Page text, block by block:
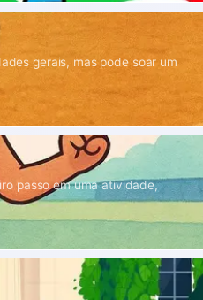
gerais, mas pode soar um
passo em uma atividade,